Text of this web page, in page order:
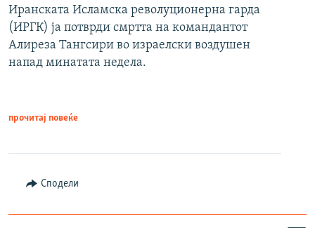
Иранската Исламска револуционерна гарда
(ИРГК) ја потврди смртта на командантот
Алиреза Тангсири во израелски воздушен
напад минатата недела.
прочитај повеќе
Сподели